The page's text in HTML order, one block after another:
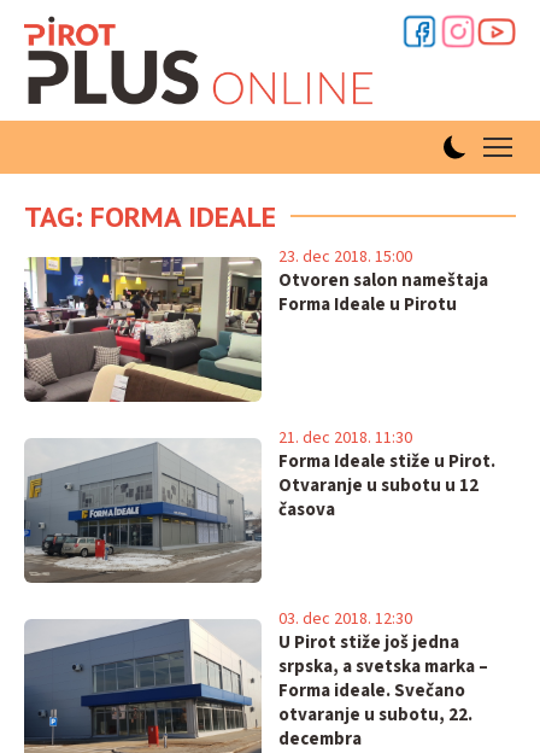
TAG: FORMA IDEALE
Otvoren salon nameštaja
Forma Ideale u Pirotu
23. dec 2018. 15:00
Forma Ideale stiže u Pirot.
Otvaranje u subotu u 12
časova
21. dec 2018. 11:30
U Pirot stiže još jedna
srpska, a svetska marka –
Forma ideale. Svečano
otvaranje u subotu, 22.
decembra
03. dec 2018. 12:30